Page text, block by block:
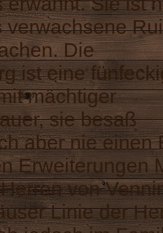
verwachsene
Die
ist eine
mächtiger
sie besaß
aber nie einen
Erweiterungen
von
Linie der